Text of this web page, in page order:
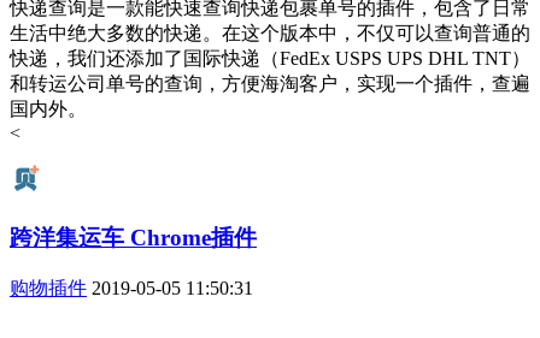
快递查询是一款能快速查询快递包裹单号的插件，包含了日常
生活中绝大多数的快递。在这个版本中，不仅可以查询普通的
快递，我们还添加了国际快递（FedEx USPS UPS DHL TNT）
和转运公司单号的查询，方便海淘客户，实现一个插件，查遍
国内外。
<
跨洋集运车 Chrome插件
购物插件 2019-05-05 11:50:31